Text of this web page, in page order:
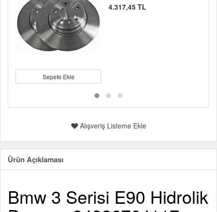
Sepete Ekle
4.317,45 TL
Alışveriş Listeme Ekle
Ürün Açıklaması
Bmw 3 Serisi E90 Hidrolik